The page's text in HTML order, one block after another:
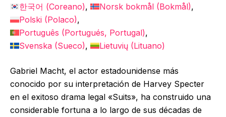
한국어 (Coreano) Norsk bokmål (Bokmål)
Polski (Polaco)
Português (Portugués, Portugal)
Svenska (Sueco) Lietuvių (Lituano)
Gabriel Macht, el actor estadounidense más
conocido por su interpretación de Harvey Specter
en el exitoso drama legal «Suits», ha construido una
considerable fortuna a lo largo de sus décadas de